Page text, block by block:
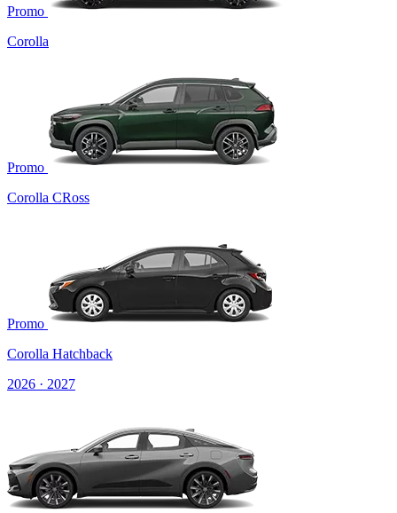
Promo
Corolla
Promo
Corolla CRoss
Promo
Corolla Hatchback
2026 · 2027